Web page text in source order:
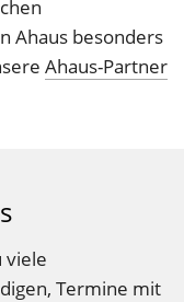
Ahaus besonders
Ahaus-Partner
viele
Termine mit